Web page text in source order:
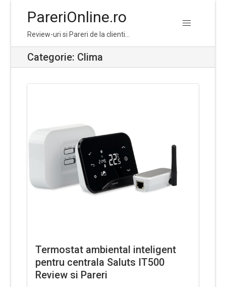
navigation
content
PareriOnline.ro
Review-uri si Pareri de la clienti…
Categorie: Clima
Termostat ambiental inteligent
pentru centrala Saluts IT500
Review si Pareri